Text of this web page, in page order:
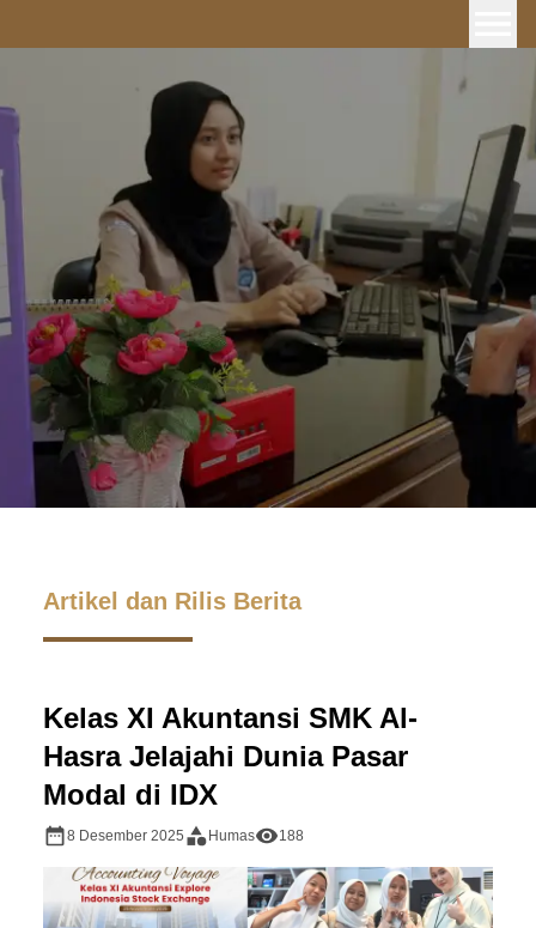
Artikel dan Rilis Berita
Kelas XI Akuntansi SMK Al-
Hasra Jelajahi Dunia Pasar
Modal di IDX
8 Desember 2025 Humas 188